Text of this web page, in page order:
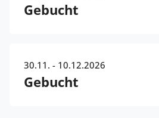
Gebucht
30.11. - 10.12.2026
Gebucht